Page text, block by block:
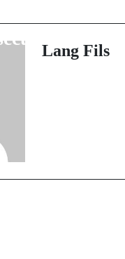
Lang Fils